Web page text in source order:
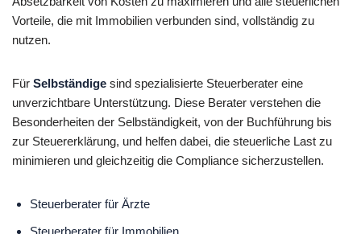
Vorteile, die mit Immobilien verbunden sind, vollständig zu
nutzen.
Für Selbständige sind spezialisierte Steuerberater eine
unverzichtbare Unterstützung. Diese Berater verstehen die
Besonderheiten der Selbständigkeit, von der Buchführung bis
zur Steuererklärung, und helfen dabei, die steuerliche Last zu
minimieren und gleichzeitig die Compliance sicherzustellen.
Steuerberater für Ärzte